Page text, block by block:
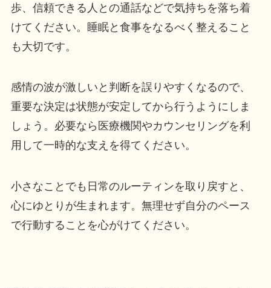
歩、信頼できる人との通話などで気持ちを落ち着
けてください。睡眠と食事をなるべく整えること
も大切です。
感情の波が激しいと判断を誤りやすくなるので、
重要な決定は状態が安定してから行うようにしま
しょう。必要なら医療機関やカウンセリングを利
用して一時的な支えを得てください。
小さなことでも日常のルーティンを取り戻すと、
心にゆとりが生まれます。無理せず自分のペース
で行動することを心がけてください。